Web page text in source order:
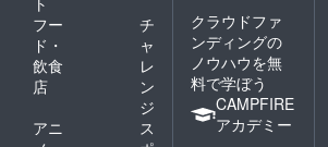
フー
ド・
飲食
店
チ
ャ
レ
ン
ジ
アニ
ス
クラウドファ
ンディングの
ノウハウを無
料で学ぼう
CAMPFIRE
アカデミー